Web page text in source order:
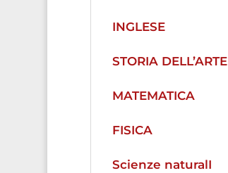
INGLESE
STORIA DELL’ARTE
MATEMATICA
FISICA
Scienze naturalI